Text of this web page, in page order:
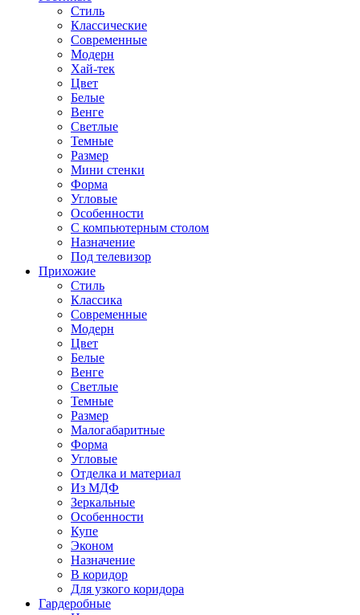
Стиль
Классические
Современные
Модерн
Хай-тек
Цвет
Белые
Венге
Светлые
Темные
Размер
Мини стенки
Форма
Угловые
Особенности
С компьютерным столом
Назначение
Под телевизор
Прихожие
Стиль
Классика
Современные
Модерн
Цвет
Белые
Венге
Светлые
Темные
Размер
Малогабаритные
Форма
Угловые
Отделка и материал
Из МДФ
Зеркальные
Особенности
Купе
Эконом
Назначение
В коридор
Для узкого коридора
Гардеробные